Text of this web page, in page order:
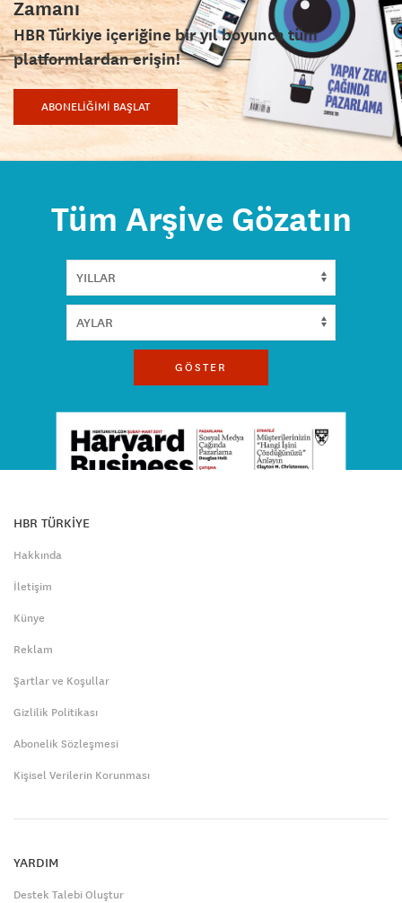
Zamanı
HBR Türkiye içeriğine bir yıl boyunca tüm
platformlardan erişin!
ABONELİĞİMİ BAŞLAT
Tüm Arşive Gözatın
GÖSTER
HBR TÜRKİYE
Hakkında
İletişim
Künye
Reklam
Şartlar ve Koşullar
Gizlilik Politikası
Abonelik Sözleşmesi
Kişisel Verilerin Korunması
YARDIM
Destek Talebi Oluştur